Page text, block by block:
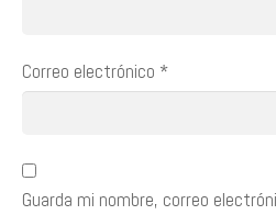
Correo electrónico *
Guarda mi nombre, correo